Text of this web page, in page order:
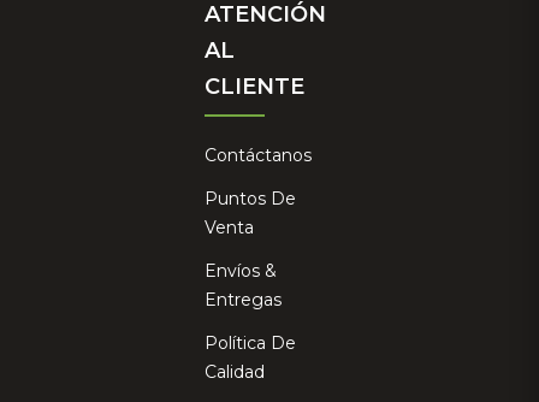
ATENCIÓN
AL
CLIENTE
Contáctanos
Puntos De
Venta
Envíos &
Entregas
Política De
Calidad